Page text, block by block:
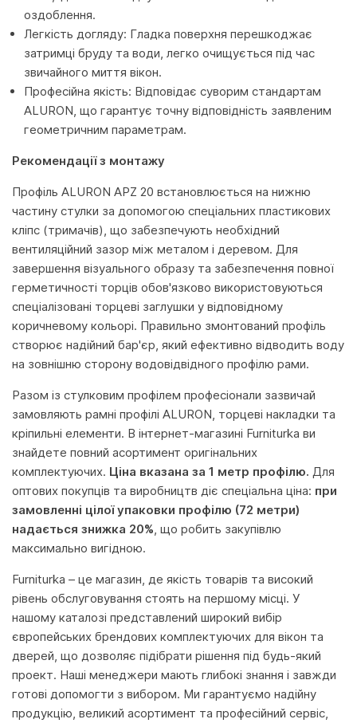
оздоблення.
Легкість догляду: Гладка поверхня перешкоджає
затримці бруду та води, легко очищується під час
звичайного миття вікон.
Професійна якість: Відповідає суворим стандартам
ALURON, що гарантує точну відповідність заявленим
геометричним параметрам.
Рекомендації з монтажу
Профіль ALURON APZ 20 встановлюється на нижню
частину стулки за допомогою спеціальних пластикових
кліпс (тримачів), що забезпечують необхідний
вентиляційний зазор між металом і деревом. Для
завершення візуального образу та забезпечення повної
герметичності торців обов'язково використовуються
спеціалізовані торцеві заглушки у відповідному
коричневому кольорі. Правильно змонтований профіль
створює надійний бар'єр, який ефективно відводить воду
на зовнішню сторону водовідвідного профілю рами.
Разом із стулковим профілем професіонали зазвичай
замовляють рамні профілі ALURON, торцеві накладки та
кріпильні елементи. В інтернет-магазині Furniturka ви
знайдете повний асортимент оригінальних
комплектуючих. Ціна вказана за 1 метр профілю. Для
оптових покупців та виробництв діє спеціальна ціна: при
замовленні цілої упаковки профілю (72 метри)
надається знижка 20%, що робить закупівлю
максимально вигідною.
Furniturka – це магазин, де якість товарів та високий
рівень обслуговування стоять на першому місці. У
нашому каталозі представлений широкий вибір
європейських брендових комплектуючих для вікон та
дверей, що дозволяє підібрати рішення під будь-який
проект. Наші менеджери мають глибокі знання і завжди
готові допомогти з вибором. Ми гарантуємо надійну
продукцію, великий асортимент та професійний сервіс,